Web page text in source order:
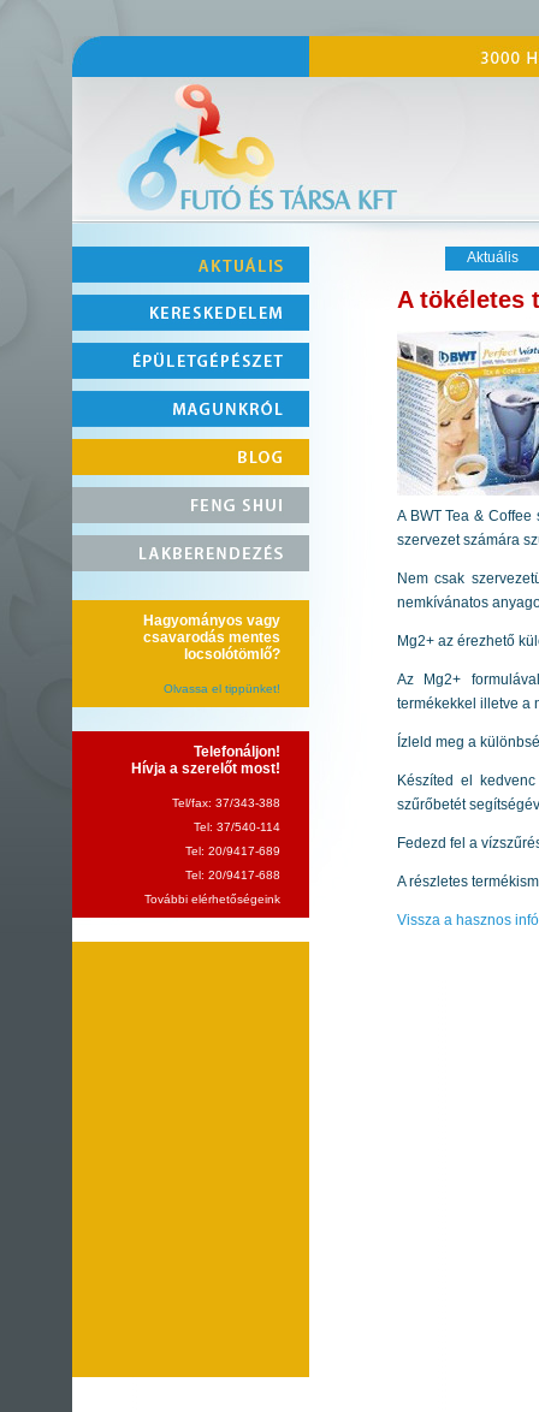
Hagyományos vagy
csavarodás mentes
locsolótömlő?
Olvassa el tippünket!
Telefonáljon!
Hívja a szerelőt most!
Tel/fax: 37/343-388
Tel: 37/540-114
Tel: 20/9417-689
Tel: 20/9417-688
További elérhetőségeink
Aktuális
A tökéletes
A BWT Tea &
szervezet számára
Nem csak
nemkívánatos
Mg2+ az érezhető
Az Mg2+
termékekkel illetve a
Ízleld meg a
Készíted el
szűrőbetét
Fedezd fel a
A részletes
Vissza a hasznos